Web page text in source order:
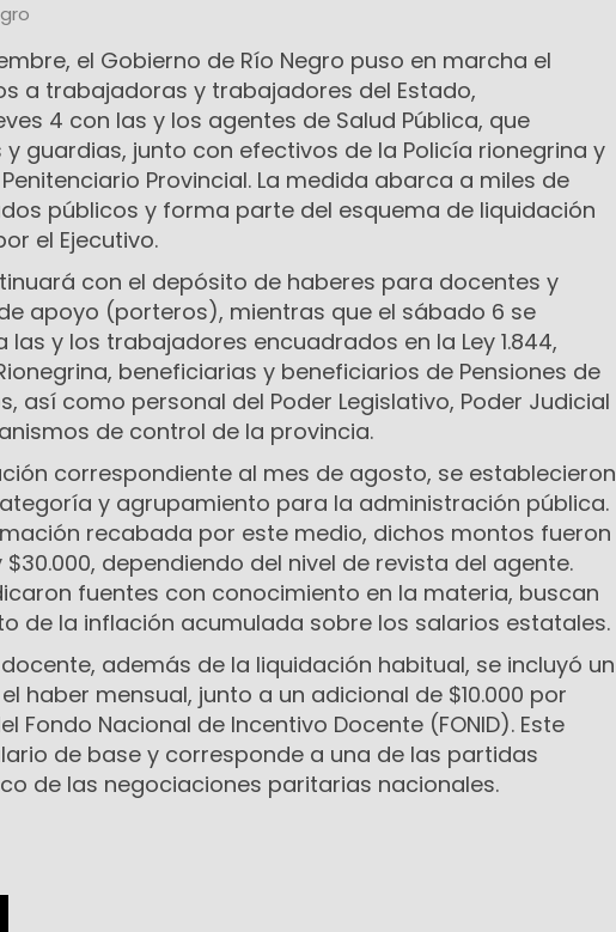
el Gobierno de Río Negro puso en marcha el
a trabajadoras y trabajadores del Estado,
4 con las y los agentes de Salud Pública, que
guardias, junto con efectivos de la Policía rionegrina y
Provincial. La medida abarca a miles de
públicos y forma parte del esquema de liquidación
el Ejecutivo.
con el depósito de haberes para docentes y
apoyo (porteros), mientras que el sábado 6 se
y los trabajadores encuadrados en la Ley 1.844,
beneficiarias y beneficiarios de Pensiones de
así como personal del Poder Legislativo, Poder Judicial
de control de la provincia.
correspondiente al mes de agosto, se establecieron
y agrupamiento para la administración pública.
recabada por este medio, dichos montos fueron
$30.000, dependiendo del nivel de revista del agente.
fuentes con conocimiento en la materia, buscan
de la inflación acumulada sobre los salarios estatales.
además de la liquidación habitual, se incluyó un
haber mensual, junto a un adicional de $10.000 por
Fondo Nacional de Incentivo Docente (FONID). Este
de base y corresponde a una de las partidas
de las negociaciones paritarias nacionales.